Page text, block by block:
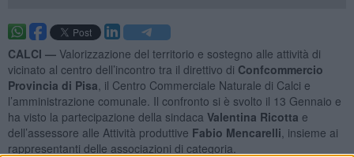
CALCI — Valorizzazione del territorio e sostegno alle attività di
vicinato al centro dell’incontro tra il direttivo di Confcommercio
Provincia di Pisa , il Centro Commerciale Naturale di Calci e
l’amministrazione comunale. Il confronto si è svolto il 13 Gennaio e
ha visto la partecipazione della sindaca Valentina Ricotta e
dell’assessore alle Attività produttive Fabio Mencarelli , insieme ai
rappresentanti delle associazioni di categoria.